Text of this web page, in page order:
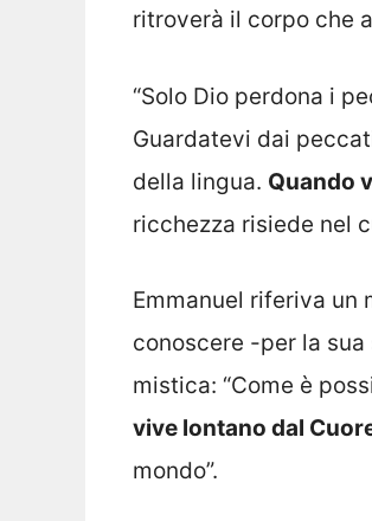
ritroverà il corpo che
“Solo Dio perdona i
Guardatevi dai
della lingua. Quando
ricchezza risiede nel
Emmanuel riferiva un
conoscere -per la
mistica: “Come è
vive lontano dal
mondo”.